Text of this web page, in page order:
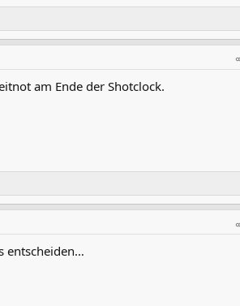
am Ende der Shotclock.
entscheiden…